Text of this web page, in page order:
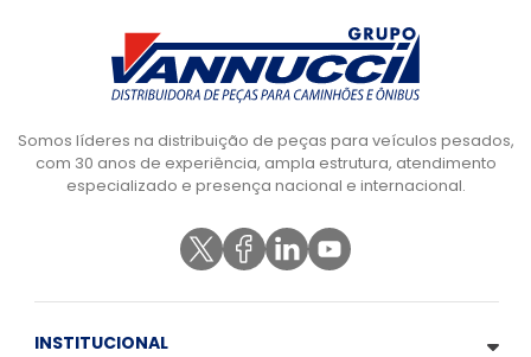
Somos líderes na distribuição de peças para veículos pesados,
com 30 anos de experiência, ampla estrutura, atendimento
especializado e presença nacional e internacional.
INSTITUCIONAL